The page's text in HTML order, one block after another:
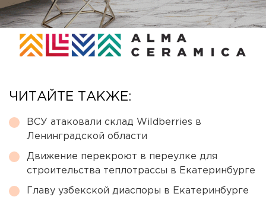
ЧИТАЙТЕ ТАКЖЕ:
ВСУ атаковали склад Wildberries в
Ленинградской области
Движение перекроют в переулке для
строительства теплотрассы в Екатеринбурге
Главу узбекской диаспоры в Екатеринбурге